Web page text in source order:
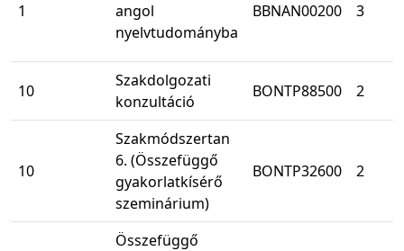
1
angol
nyelvtudományba
BBNAN00200 3
10
Szakdolgozati
konzultáció
BONTP88500 2
10
Szakmódszertan
6. (Összefüggő
gyakorlatkísérő
szeminárium)
BONTP32600 2
Összefüggő